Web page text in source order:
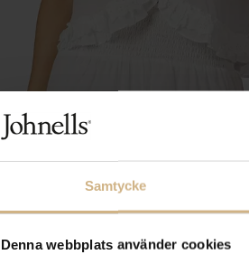
Samtycke
Denna webbplats använder cookies